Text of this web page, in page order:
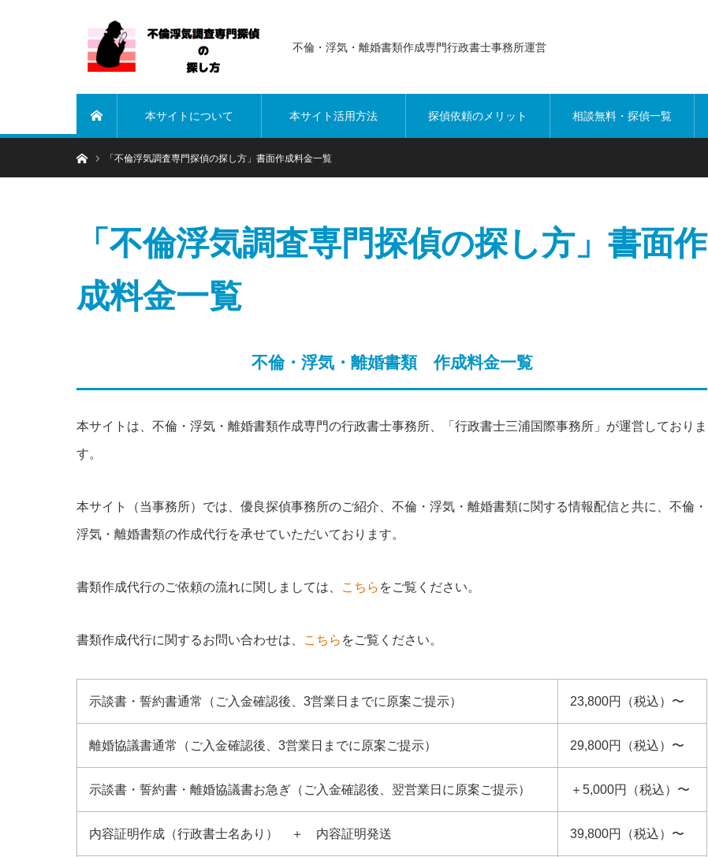
不倫・浮気・離婚書類作成専門行政書士事務所運営
本サイトについて 本サイト活用方法 探偵依頼のメリット 相談無料・探偵一覧
ホーム「不倫浮気調査専門探偵の探し方」書面作成料金一覧
「不倫浮気調査専門探偵の探し方」書面作
成料金一覧
不倫・浮気・離婚書類 作成料金一覧
本サイトは、不倫・浮気・離婚書類作成専門の行政書士事務所、「行政書士三浦国際事務所」が運営しておりま
す。
本サイト（当事務所）では、優良探偵事務所のご紹介、不倫・浮気・離婚書類に関する情報配信と共に、不倫・
浮気・離婚書類の作成代行を承せていただいております。
書類作成代行のご依頼の流れに関しましては、 こちら をご覧ください。
書類作成代行に関するお問い合わせは、 こちら をご覧ください。
示談書・誓約書通常（ご入金確認後、3営業日までに原案ご提示） 23,800円（税込）〜
離婚協議書通常（ご入金確認後、3営業日までに原案ご提示） 29,800円（税込）〜
示談書・誓約書・離婚協議書お急ぎ（ご入金確認後、翌営業日に原案ご提示） ＋5,000円（税込）〜
内容証明作成（行政書士名あり） ＋ 内容証明発送 39,800円（税込）〜